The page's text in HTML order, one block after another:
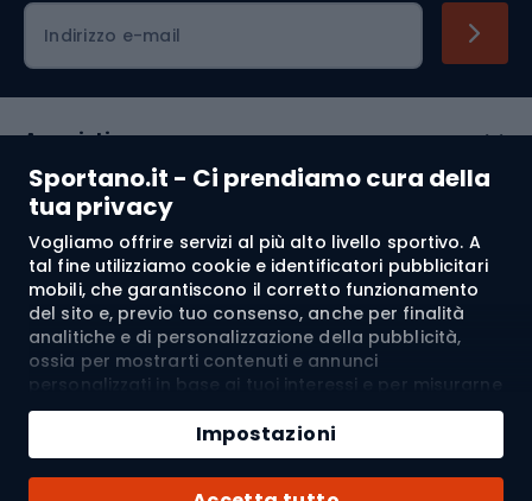
Sportano.it - Ci prendiamo cura della
tua privacy
Vogliamo offrire servizi al più alto livello sportivo. A
tal fine utilizziamo cookie e identificatori pubblicitari
mobili, che garantiscono il corretto funzionamento
del sito e, previo tuo consenso, anche per finalità
analitiche e di personalizzazione della pubblicità,
ossia per mostrarti contenuti e annunci
personalizzati in base ai tuoi interessi e per misurarne
l’efficacia. I cookie e gli identificatori pubblicitari
mobili possono essere utilizzati sia per attività
pubblicitarie personalizzate sia non personalizzate, a
seconda dei consensi da te espressi. Se clicchi su
Impostazioni
Quantità
Aggiungi al carrello
Acquista con
Indirizzo e-mail
Acquisti
Servizio clienti
Regolamento
Chi siamo
© 2026 Sportano